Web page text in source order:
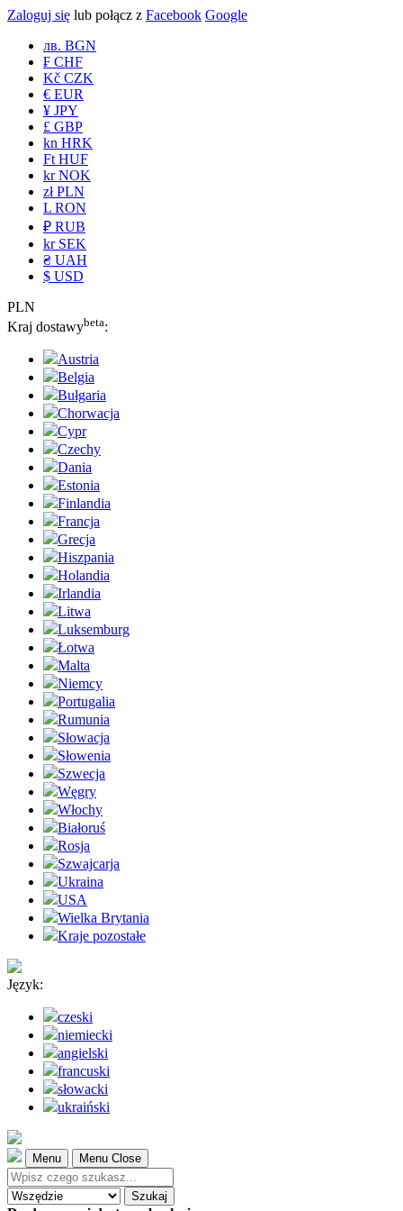
Zaloguj się lub połącz z Facebook Google
лв. BGN
₣ CHF
Kč CZK
€ EUR
¥ JPY
£ GBP
kn HRK
Ft HUF
kr NOK
zł PLN
L RON
₽ RUB
kr SEK
₴ UAH
$ USD
PLN
Kraj dostawybeta:
Austria
Belgia
Bułgaria
Chorwacja
Cypr
Czechy
Dania
Estonia
Finlandia
Francja
Grecja
Hiszpania
Holandia
Irlandia
Litwa
Luksemburg
Łotwa
Malta
Niemcy
Portugalia
Rumunia
Słowacja
Słowenia
Szwecja
Węgry
Włochy
Białoruś
Rosja
Szwajcarja
Ukraina
USA
Wielka Brytania
Kraje pozostałe
Język:
czeski
niemiecki
angielski
francuski
słowacki
ukraiński
Menu Menu Close
Szukaj